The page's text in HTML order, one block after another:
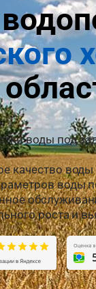
воды под
качество воды
воды
роста и